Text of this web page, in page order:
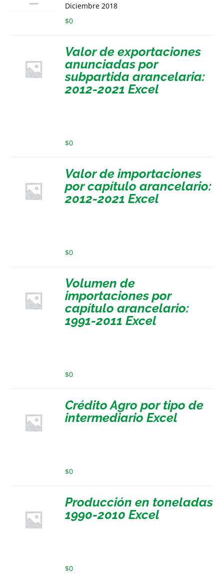
Diciembre 2018
$0
Valor de exportaciones
anunciadas por
subpartida arancelaria:
2012-2021 Excel
$0
Valor de importaciones
por capítulo arancelario:
2012-2021 Excel
$0
Volumen de
importaciones por
capítulo arancelario:
1991-2011 Excel
$0
Crédito Agro por tipo de
intermediario Excel
$0
Producción en toneladas
1990-2010 Excel
$0